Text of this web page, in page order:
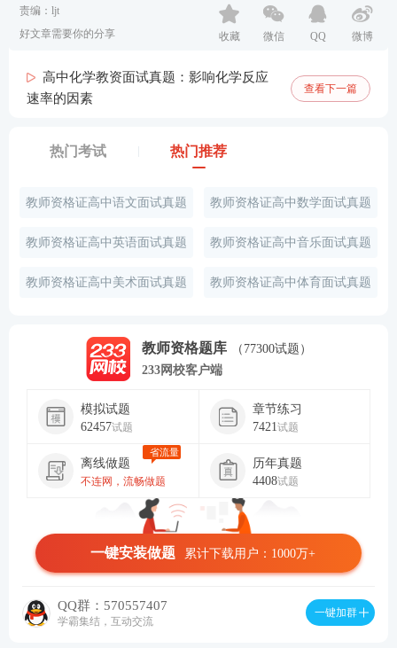
责编：ljt
好文章需要你的分享
收藏 微信 QQ 微博
高中化学教资面试真题：影响化学反应
速率的因素
查看下一篇
热门考试 热门推荐
教师资格证高中语文面试真题 教师资格证高中数学面试真题
教师资格证高中英语面试真题 教师资格证高中音乐面试真题
教师资格证高中美术面试真题 教师资格证高中体育面试真题
教师资格题库
（77300试题）
233网校客户端
模拟试题
62457试题
章节练习
7421 试题
离线做题
不连网，流畅做题
省流量
历年真题
4408试题
一键安装做题 累计下载用户：1000万+
QQ群：570557407
学霸集结，互动交流
一键加群